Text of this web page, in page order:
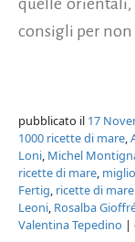
consigli per
pubblicato il 17
1000 ricette di mare,
Loni, Michel
ricette di mare,
Fertig, ricette di
Leoni, Rosalba
Valentina Tepedino |